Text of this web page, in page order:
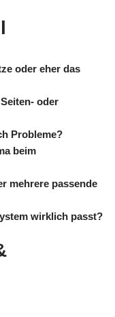
oder eher das
oder
Probleme?
beim
mehrere passende
wirklich passt?